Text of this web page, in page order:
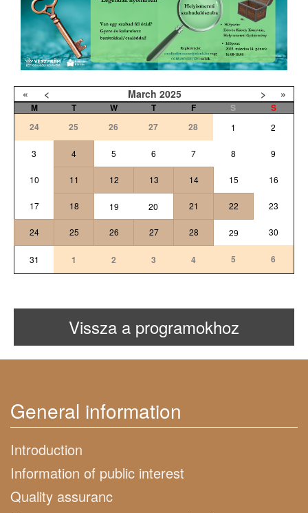
« < March 2025 > »
M T W T F S
S
24
25 26 27 28 1 2
3 4 5 6 7 8 9
10 11 12 13 14 15 16
17 18 19 20 21 22 23
24 25 26 27 28 29 30
31 1 2 3 4 5 6
Vissza a programokhoz
General information
Introduction
Information of public interest
Quality assuranc